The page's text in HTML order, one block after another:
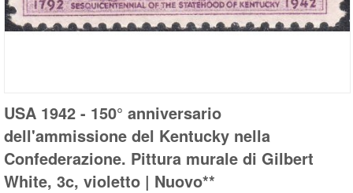
USA 1942 - 150° anniversario
dell'ammissione del Kentucky nella
Confederazione. Pittura murale di Gilbert
White, 3c, violetto | Nuovo**